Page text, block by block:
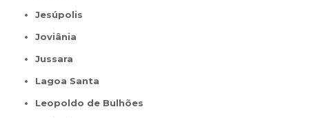
Jesúpolis
Joviânia
Jussara
Lagoa Santa
Leopoldo de Bulhões